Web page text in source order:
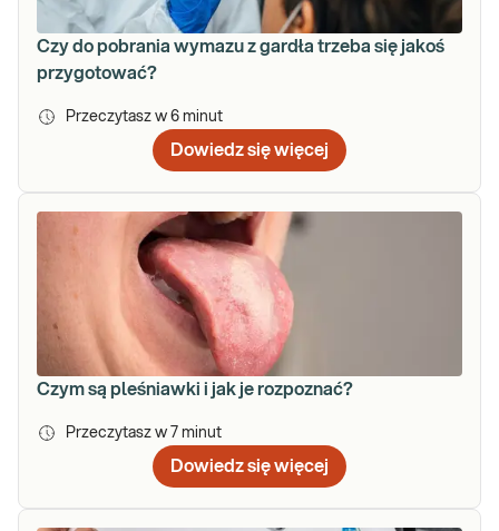
Czy do pobrania wymazu z gardła trzeba się jakoś
przygotować?
Przeczytasz w 6 minut
Dowiedz się więcej
Czym są pleśniawki i jak je rozpoznać?
Przeczytasz w 7 minut
Dowiedz się więcej